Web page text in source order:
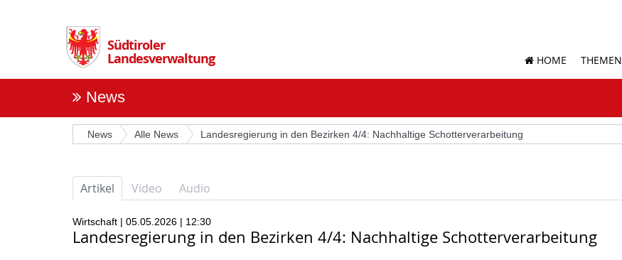
Südtiroler
Landesverwaltung HOME THEMEN
News
News Alle News Landesregierung in den Bezirken 4/4: Nachhaltige Schotterverarbeitung
Artikel Video Audio
Wirtschaft | 05.05.2026 | 12:30
Landesregierung in den Bezirken 4/4: Nachhaltige Schotterverarbeitung